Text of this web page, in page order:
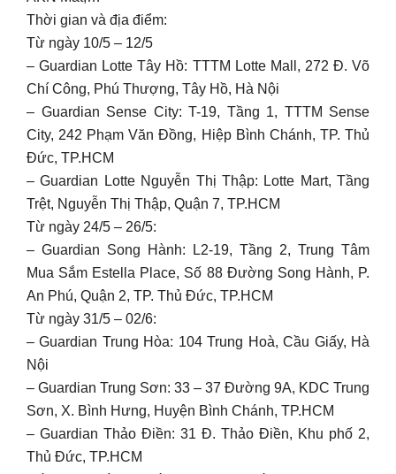
Thời gian và địa điểm:
Từ ngày 10/5 – 12/5
– Guardian Lotte Tây Hồ: TTTM Lotte Mall, 272 Đ. Võ
Chí Công, Phú Thượng, Tây Hồ, Hà Nội
– Guardian Sense City: T-19, Tầng 1, TTTM Sense
City, 242 Phạm Văn Đồng, Hiệp Bình Chánh, TP. Thủ
Đức, TP.HCM
– Guardian Lotte Nguyễn Thị Thập: Lotte Mart, Tầng
Trệt, Nguyễn Thị Thập, Quận 7, TP.HCM
Từ ngày 24/5 – 26/5:
– Guardian Song Hành: L2-19, Tầng 2, Trung Tâm
Mua Sắm Estella Place, Số 88 Đường Song Hành, P.
An Phú, Quận 2, TP. Thủ Đức, TP.HCM
Từ ngày 31/5 – 02/6:
– Guardian Trung Hòa: 104 Trung Hoà, Cầu Giấy, Hà
Nội
– Guardian Trung Sơn: 33 – 37 Đường 9A, KDC Trung
Sơn, X. Bình Hưng, Huyện Bình Chánh, TP.HCM
– Guardian Thảo Điền: 31 Đ. Thảo Điền, Khu phố 2,
Thủ Đức, TP.HCM